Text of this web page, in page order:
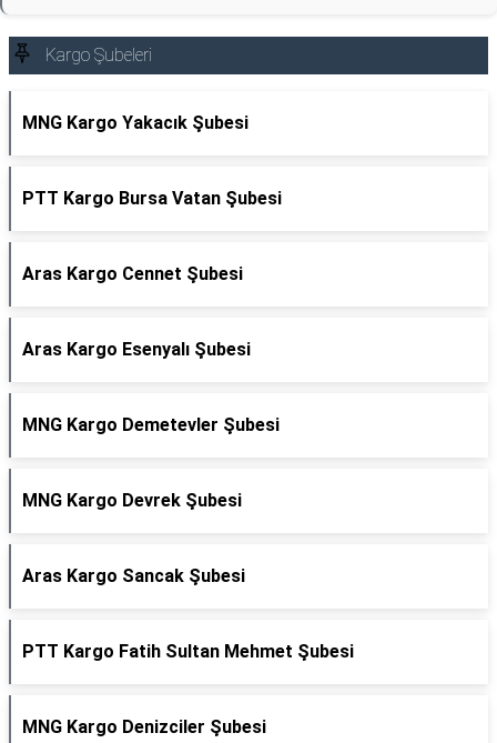
Kargo Şubeleri
MNG Kargo Yakacık Şubesi
PTT Kargo Bursa Vatan Şubesi
Aras Kargo Cennet Şubesi
Aras Kargo Esenyalı Şubesi
MNG Kargo Demetevler Şubesi
MNG Kargo Devrek Şubesi
Aras Kargo Sancak Şubesi
PTT Kargo Fatih Sultan Mehmet Şubesi
MNG Kargo Denizciler Şubesi